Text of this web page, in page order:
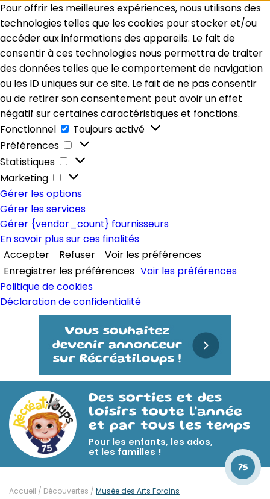
Pour offrir les meilleures expériences, nous utilisons des
technologies telles que les cookies pour stocker et/ou
accéder aux informations des appareils. Le fait de
consentir à ces technologies nous permettra de traiter
des données telles que le comportement de navigation
ou les ID uniques sur ce site. Le fait de ne pas consentir
ou de retirer son consentement peut avoir un effet
négatif sur certaines caractéristiques et fonctions.
Fonctionnel
Fonctionnel
Toujours activé
Préférences
Préférences
Statistiques
Statistiques
Marketing
Marketing
Gérer les options
Gérer les services
Gérer {vendor_count} fournisseurs
En savoir plus sur ces finalités
Accepter
Refuser
Voir les préférences
Enregistrer les préférences Voir les préférences
Politique de cookies
Déclaration de confidentialité
Des sorties et des
loisirs toute l'année
et par tous les temps
Pour les enfants, les ados,
et les familles !
75
Accueil / Découvertes / Musée des Arts Forains